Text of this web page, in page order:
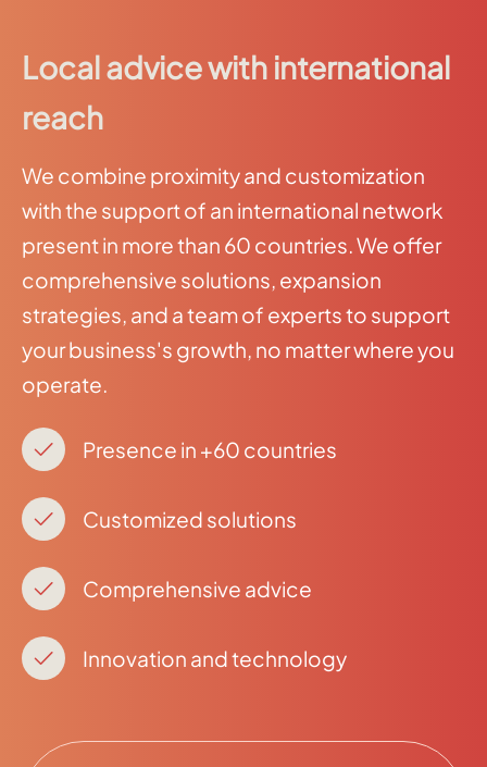
Local advice with international
reach
We combine proximity and customization
with the support of an international network
present in more than 60 countries. We offer
comprehensive solutions, expansion
strategies, and a team of experts to support
your business's growth, no matter where you
operate.
Presence in +60 countries
Customized solutions
Comprehensive advice
Innovation and technology